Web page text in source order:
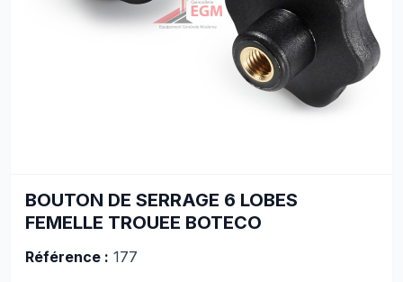
BOUTON DE SERRAGE 6 LOBES
FEMELLE TROUEE BOTECO
Référence : 177